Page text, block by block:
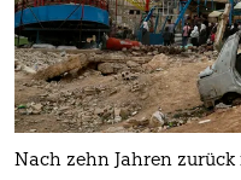
Nach zehn Jahren zurück